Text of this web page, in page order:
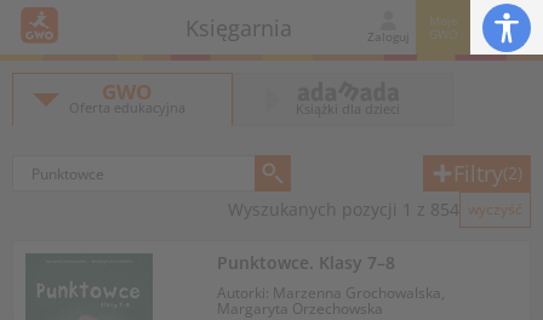
Księgarnia Zaloguj
Moje
GWO
GWO
Oferta edukacyjna Książki dla dzieci
Filtry(2)
Wyszukanych pozycji 1 z 854 wyczyść
Punktowce. Klasy 7–8
Autorki: Marzenna Grochowalska,
Margaryta Orzechowska